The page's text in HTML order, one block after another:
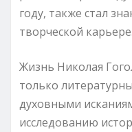
году, также стал
творческой карьере.
Жизнь Николая
только
духовными
исследованию